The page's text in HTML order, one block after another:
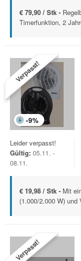
€ 79,90 / Stk -
Timerfunktion, 2
Verpasst!
-9%
Leider verpasst!
Gültig: 05.11. -
08.11.
€ 19,98 / Stk - Mit
(1.000/2.000 W)
Verpasst!